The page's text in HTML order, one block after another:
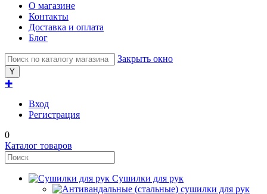
О магазине
Контакты
Доставка и оплата
Блог
Закрыть окно
✚
Вход
Регистрация
0
Каталог товаров
Сушилки для рук